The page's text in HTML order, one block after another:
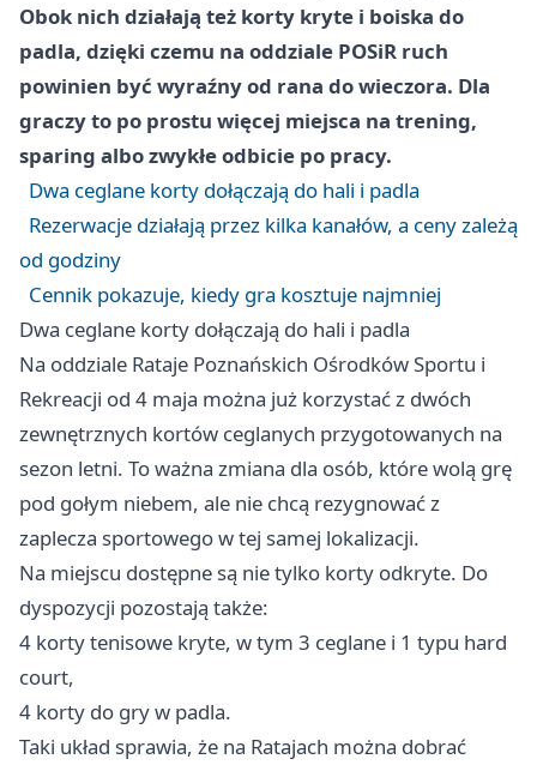
Obok nich działają też korty kryte i boiska do
padla, dzięki czemu na oddziale POSiR ruch
powinien być wyraźny od rana do wieczora. Dla
graczy to po prostu więcej miejsca na trening,
sparing albo zwykłe odbicie po pracy.
Dwa ceglane korty dołączają do hali i padla
Rezerwacje działają przez kilka kanałów, a ceny zależą
od godziny
Cennik pokazuje, kiedy gra kosztuje najmniej
Dwa ceglane korty dołączają do hali i padla
Na oddziale Rataje Poznańskich Ośrodków Sportu i
Rekreacji od 4 maja można już korzystać z dwóch
zewnętrznych kortów ceglanych przygotowanych na
sezon letni. To ważna zmiana dla osób, które wolą grę
pod gołym niebem, ale nie chcą rezygnować z
zaplecza sportowego w tej samej lokalizacji.
Na miejscu dostępne są nie tylko korty odkryte. Do
dyspozycji pozostają także:
4 korty tenisowe kryte, w tym 3 ceglane i 1 typu hard
court,
4 korty do gry w padla.
Taki układ sprawia, że na Ratajach można dobrać